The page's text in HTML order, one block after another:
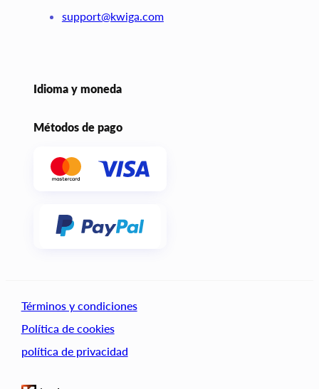
support@kwiga.com
Idioma y moneda
Métodos de pago
Términos y condiciones
Política de cookies
política de privacidad